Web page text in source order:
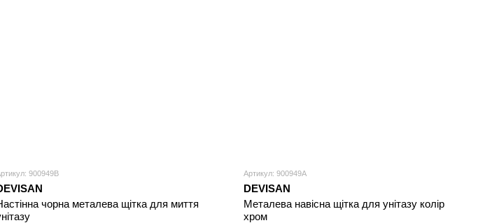
900949B
чорна металева щітка для миття
Артикул: 900949A
DEVISAN
Металева навісна щітка для унітазу колір
хром